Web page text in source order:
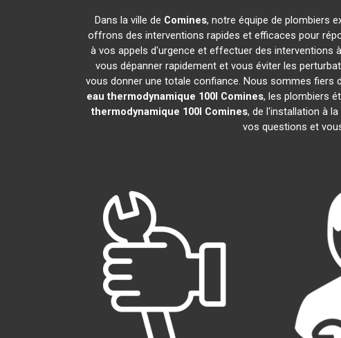
Dans la ville de Comines, notre équipe de plombiers
offrons des interventions rapides et efficaces pour
à vos appels d'urgence et effectuer des interventions
vous dépanner rapidement et vous éviter les
vous donner une totale confiance. Nous sommes
eau thermodynamique 100l Comines, les plombiers
thermodynamique 100l Comines, de l'installation à
vos questions et